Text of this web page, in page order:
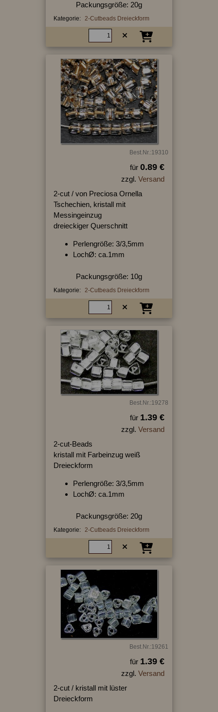
Packungsgröße: 20g
Kategorie: 2-Cutbeads Dreieckform
Best.Nr.:19310
für 0.89 €
zzgl. Versand
2-cut / von Preciosa Ornella
Tschechien, kristall mit
Messingeinzug
dreieckiger Querschnitt
Perlengröße: 3/3,5mm
LochØ: ca.1mm
Packungsgröße: 10g
Kategorie: 2-Cutbeads Dreieckform
Best.Nr.:19278
für 1.39 €
zzgl. Versand
2-cut-Beads
kristall mit Farbeinzug weiß
Dreieckform
Perlengröße: 3/3,5mm
LochØ: ca.1mm
Packungsgröße: 20g
Kategorie: 2-Cutbeads Dreieckform
Best.Nr.:19261
für 1.39 €
zzgl. Versand
2-cut / kristall mit lüster
Dreieckform